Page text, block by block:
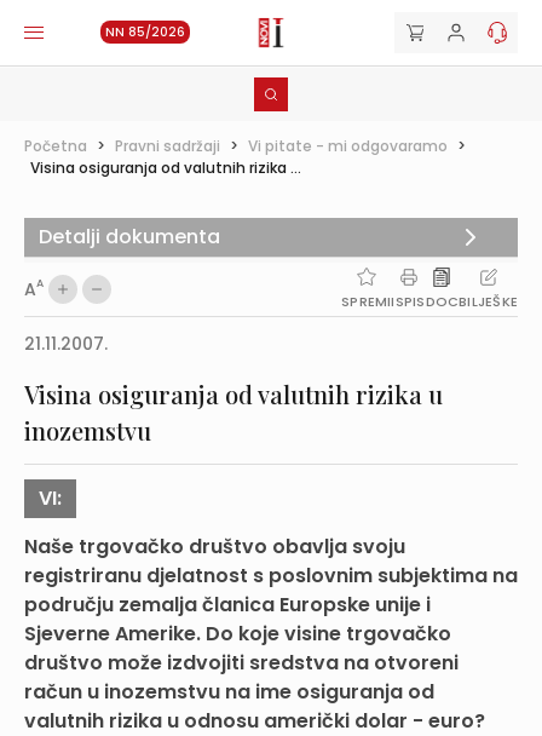
NN 85/2026
Početna > Pravni sadržaji > Vi pitate - mi odgovaramo >
Visina osiguranja od valutnih rizika ...
AA
SPREMIISPISDOCBILJEŠKE
21.11.2007.
Visina osiguranja od valutnih rizika u
inozemstvu
VI:
Naše trgovačko društvo obavlja svoju
registriranu djelatnost s poslovnim subjektima na
području zemalja članica Europske unije i
Sjeverne Amerike. Do koje visine trgovačko
društvo može izdvojiti sredstva na otvoreni
račun u inozemstvu na ime osiguranja od
valutnih rizika u odnosu američki dolar - euro?
Detalji dokumenta